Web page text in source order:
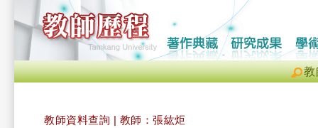
教
教師資料查詢 | 教師：張紘炬